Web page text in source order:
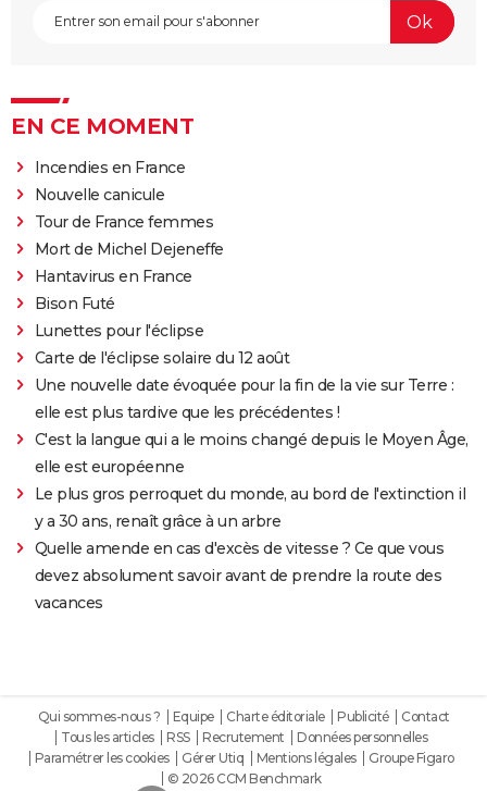
EN CE MOMENT
Incendies en France
Nouvelle canicule
Tour de France femmes
Mort de Michel Dejeneffe
Hantavirus en France
Bison Futé
Lunettes pour l'éclipse
Carte de l'éclipse solaire du 12 août
Une nouvelle date évoquée pour la fin de la vie sur Terre :
elle est plus tardive que les précédentes !
C'est la langue qui a le moins changé depuis le Moyen Âge,
elle est européenne
Le plus gros perroquet du monde, au bord de l'extinction il
y a 30 ans, renaît grâce à un arbre
Quelle amende en cas d'excès de vitesse ? Ce que vous
devez absolument savoir avant de prendre la route des
vacances
Qui sommes-nous ? Equipe Charte éditoriale Publicité
Contact
Tous les articles
RSS Recrutement
Données personnelles
Paramétrer les cookies
Gérer Utiq Mentions légales
Groupe Figaro
© 2026 CCM Benchmark